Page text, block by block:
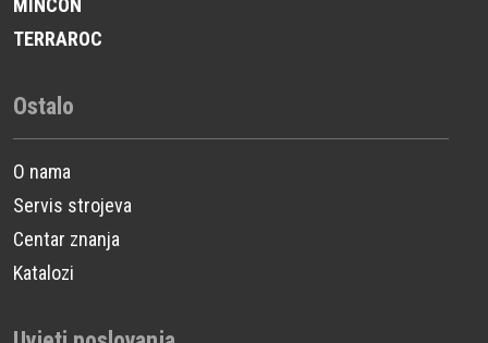
MINCON
TERRAROC
Ostalo
O nama
Servis strojeva
Centar znanja
Katalozi